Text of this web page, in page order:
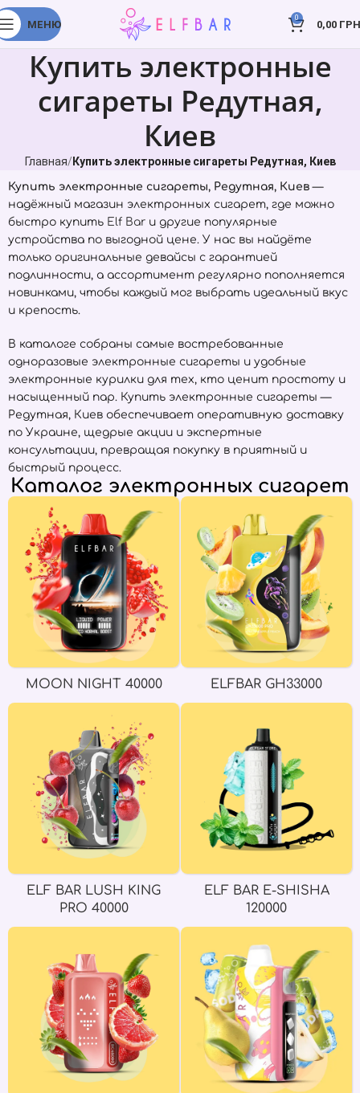
МЕНЮ
0
0,00
Купить электронные
сигареты Редутная,
Киев
Главная Купить электронные сигареты Редутная, Киев
Купить электронные сигареты, Редутная, Киев —
надёжный магазин электронных сигарет, где можно
быстро купить Elf Bar и другие популярные
устройства по выгодной цене. У нас вы найдёте
только оригинальные девайсы с гарантией
подлинности, а ассортимент регулярно пополняется
новинками, чтобы каждый мог выбрать идеальный вкус
и крепость.
В каталоге собраны самые востребованные
одноразовые электронные сигареты и удобные
электронные курилки для тех, кто ценит простоту и
насыщенный пар. Купить электронные сигареты —
Редутная, Киев обеспечивает оперативную доставку
по Украине, щедрые акции и экспертные
консультации, превращая покупку в приятный и
быстрый процесс.
Каталог электронных сигарет
MOON NIGHT 40000 ELFBAR GH33000
ELF BAR LUSH KING
PRO 40000
ELF BAR E-SHISHA
120000